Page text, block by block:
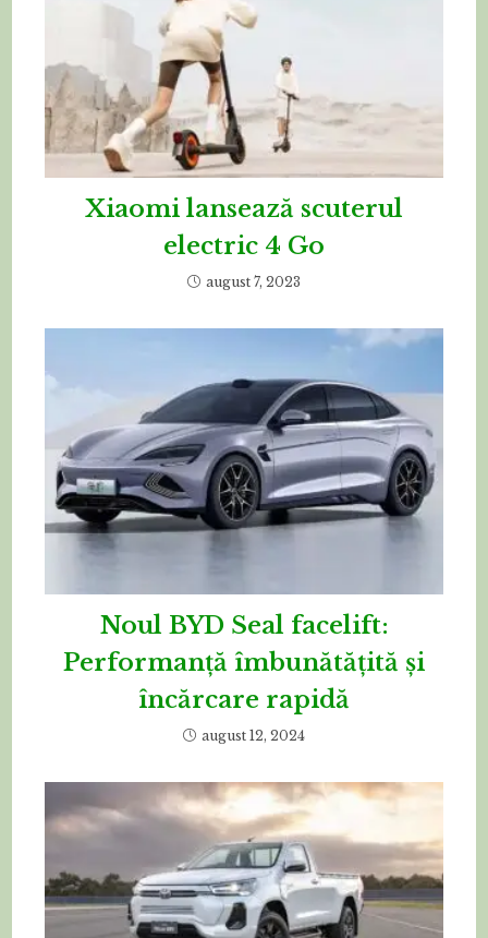
Xiaomi lansează scuterul
electric 4 Go
august 7, 2023
Noul BYD Seal facelift:
Performanță îmbunătățită și
încărcare rapidă
august 12, 2024